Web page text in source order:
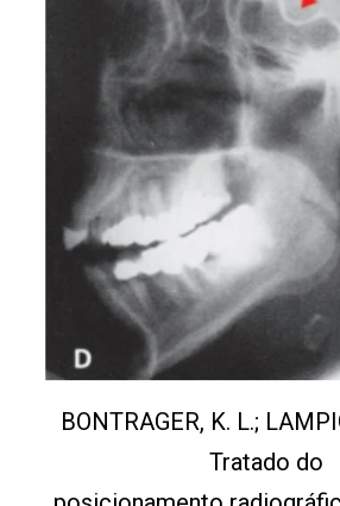
BONTRAGER, K. L.;
Tratado do